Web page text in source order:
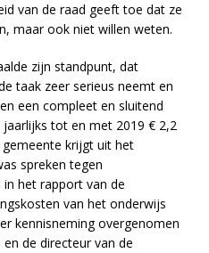
van de raad geeft toe dat ze
maar ook niet willen weten.
zijn standpunt, dat
taak zeer serieus neemt en
een compleet en sluitend
tot en met 2019 € 2,2
krijgt uit het
spreken tegen
het rapport van de
van het onderwijs
kennisneming overgenomen
de directeur van de